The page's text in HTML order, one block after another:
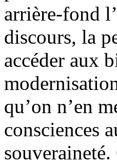
arrière-fond
discours, la
accéder aux
qu’on n’en
consciences
souveraineté.